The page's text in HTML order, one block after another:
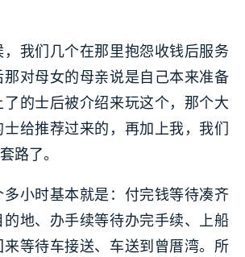
我们几个在那里抱怨收钱后服务
那对母女的母亲说是自己本来准备
的士后被介绍来玩这个，那个大
给推荐过来的，再加上我，我们
路了。
多小时基本就是：付完钱等待凑齐
的地、办手续等待办完手续、上船
来等待车接送、车送到曾厝湾。所